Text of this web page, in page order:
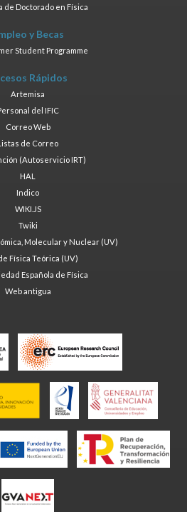
de Doctorado en Física
y Becas
Student Programme
Rápidos
Artemisa
del IFIC
Correo Web
de Correo
(Autoservicio IRT)
HAL
Indico
WIKI.JS
Twiki
Molecular y Nuclear (UV)
Física Teórica (UV)
Española de Física
Web antigua